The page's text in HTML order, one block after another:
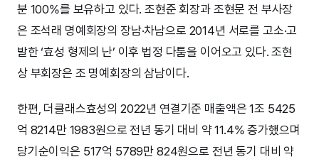
분 100%를 보유하고 있다. 조현준 회장과 조현문 전 부사장
은 조석래 명예회장의 장남·차남으로 2014년 서로를 고소·고
발한 ‘효성 형제의 난’ 이후 법정 다툼을 이어오고 있다. 조현
상 부회장은 조 명예회장의 삼남이다.
한편, 더클래스효성의 2022년 연결기준 매출액은 1조 5425
억 8214만 1983원으로 전년 동기 대비 약 11.4% 증가했으며
당기순이익은 517억 5789만 824원으로 전년 동기 대비 약